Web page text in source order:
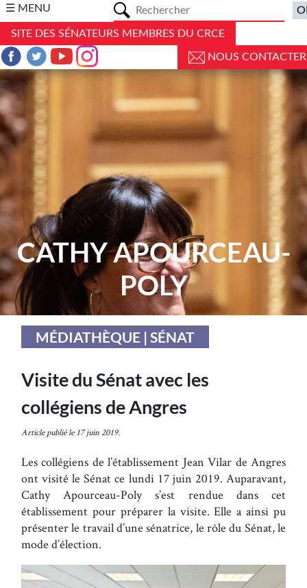
☰ MENU
SITE DES SÉNATEURS MEMBRES DU CRCE
NOUS CONTACTER
CATHY APOURCEAU-
POLY
MÉDIATHÈQUE | SÉNAT
Visite du Sénat avec les
collégiens de Angres
Article publié le 17 juin 2019.
Les collégiens de l’établissement Jean Vilar de Angres
ont visité le Sénat ce lundi 17 juin 2019. Auparavant,
Cathy Apourceau-Poly s’est rendue dans cet
établissement pour préparer la visite. Elle a ainsi pu
présenter le travail d’une sénatrice, le rôle du Sénat, le
mode d’élection.